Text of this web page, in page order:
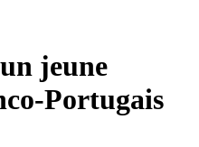
jeune
Portugais